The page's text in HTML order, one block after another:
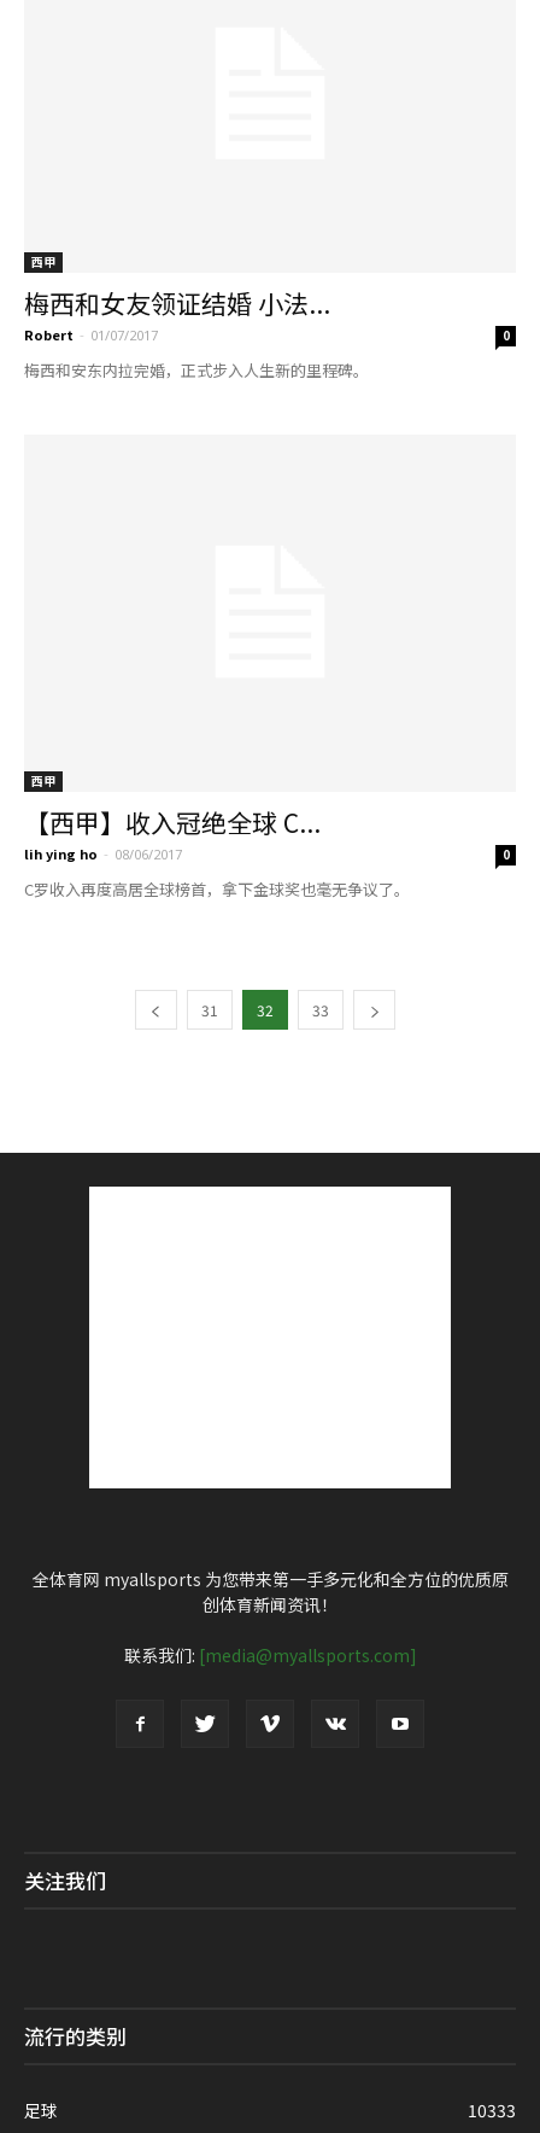
西甲
梅西和女友领证结婚 小法...
Robert - 01/07/2017 0
梅西和安东内拉完婚，正式步入人生新的里程碑。
西甲
【西甲】收入冠绝全球 C...
lih ying ho - 08/06/2017 0
C罗收入再度高居全球榜首，拿下金球奖也毫无争议了。
31 32 33
全体育网 myallsports 为您带来第一手多元化和全方位的优质原
创体育新闻资讯！
联系我们: [media@myallsports.com]
关注我们
流行的类别
足球 10333